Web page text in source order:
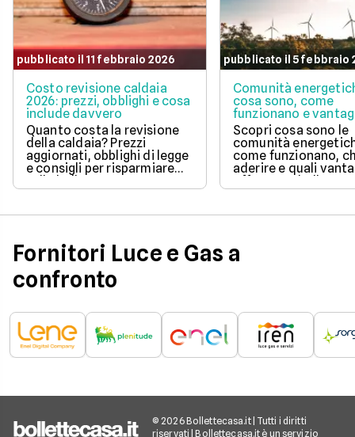
pubblicato il 11 febbraio 2026
Costo revisione caldaia
2026: prezzi, obblighi e cosa
include davvero
Quanto costa la revisione
della caldaia? Prezzi
aggiornati, obblighi di legge
e consigli per risparmiare
sulla bolletta gas.
pubblicato il 5 febbraio
Comunità
cosa sono, come
funzionano e
Scopri cosa sono le
comunità
come funzionano,
aderire e quali
offrono su bolletta e
sostenibilità.
Fornitori Luce e Gas a
confronto
© 2026 Bollettecasa.it | Tutti i diritti
riservati | Bollettecasa.it è un servizio